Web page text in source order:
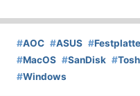
#AOC #ASUS #Festplatte
#MacOS #SanDisk #
#Windows